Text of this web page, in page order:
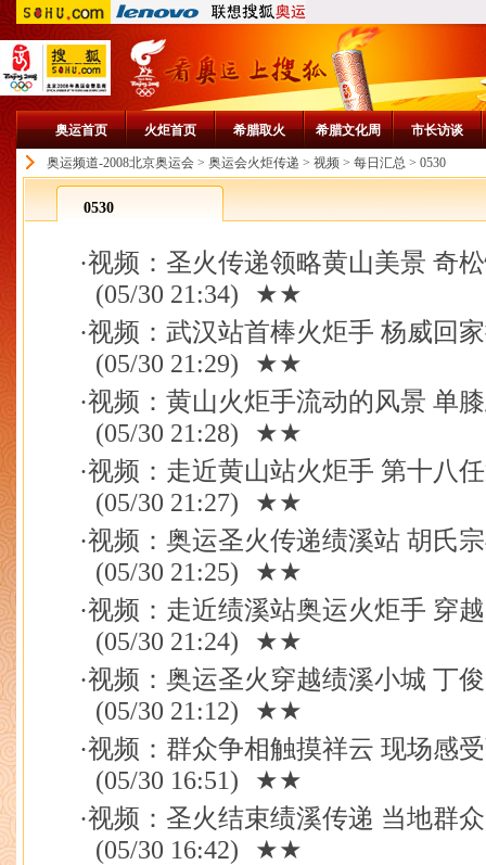
奥运首页 火炬首页 希腊取火 希腊文化周 市长访谈
奥运频道-2008北京奥运会 > 奥运会火炬传递 > 视频 > 每日汇总 > 0530
0530
·视频：圣火传递领略黄山美景 奇
(05/30 21:34)
★★
·视频：武汉站首棒火炬手 杨威回
(05/30 21:29)
★★
·视频：黄山火炬手流动的风景 单
(05/30 21:28)
★★
·视频：走近黄山站火炬手 第十八
(05/30 21:27)
★★
·视频：奥运圣火传递绩溪站 胡氏
(05/30 21:25)
★★
·视频：走近绩溪站奥运火炬手 穿
(05/30 21:24)
★★
·视频：奥运圣火穿越绩溪小城 丁
(05/30 21:12)
★★
·视频：群众争相触摸祥云 现场感
(05/30 16:51)
★★
·视频：圣火结束绩溪传递 当地群
(05/30 16:42)
★★